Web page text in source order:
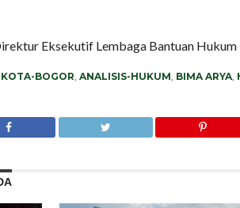
Eksekutif Lembaga Bantuan
BOGOR, ANALISIS-HUKUM, BIMA ARYA,